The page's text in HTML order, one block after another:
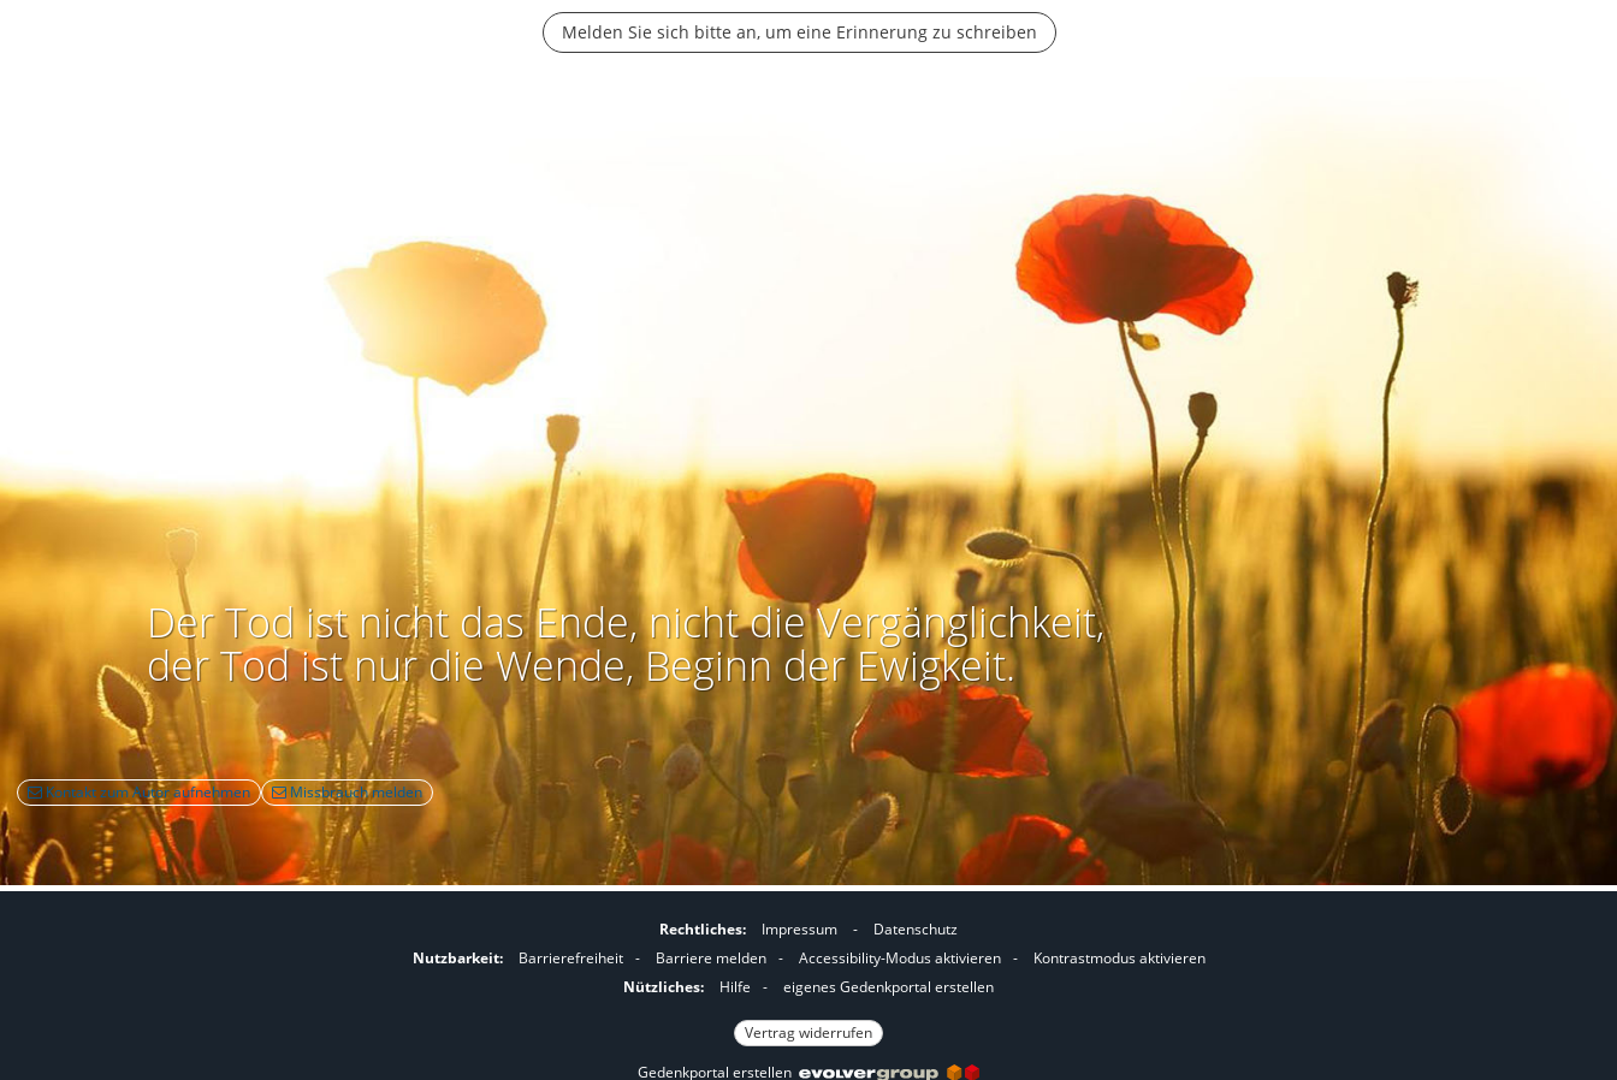
Melden Sie sich bitte an, um eine Erinnerung zu schreiben
Der Tod ist nicht das Ende, nicht die Vergänglichkeit,
der Tod ist nur die Wende, Beginn der Ewigkeit.
Kontakt zum Autor aufnehmen Missbrauch melden
Rechtliches: Impressum -
Datenschutz
Nutzbarkeit:
Barrierefreiheit - Barriere melden -
I
m
c
c
Accessibility-Modus aktivieren -
IKontrastmodus aktivieren
Nützliches:
Hilfe - eigenes Gedenkportal erstellen
Vertrag widerrufen
Gedenkportal erstellen